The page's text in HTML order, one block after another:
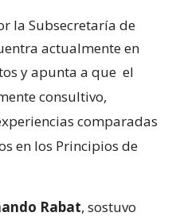
la Subsecretaría de
actualmente en
y apunta a que el
consultivo,
comparadas
en los Principios de
Rabat, sostuvo